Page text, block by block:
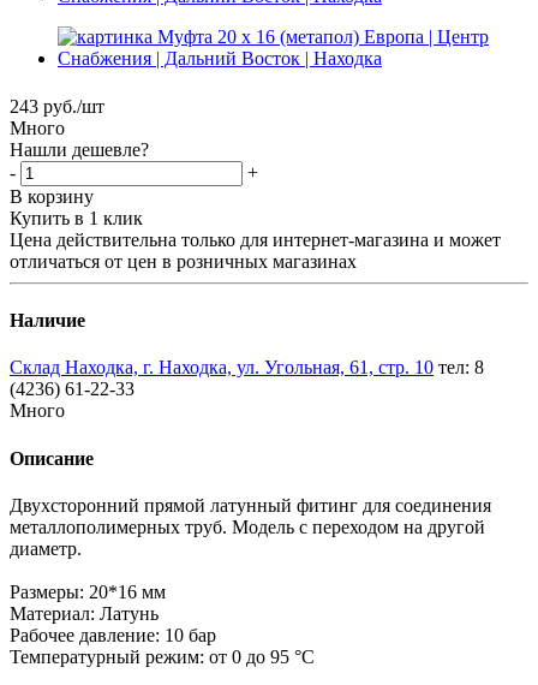
243 руб./шт
Много
Нашли дешевле?
-
+
В корзину
Купить в 1 клик
Цена действительна только для интернет-магазина и может
отличаться от цен в розничных магазинах
Наличие
Склад Находка, г. Находка, ул. Угольная, 61, стр. 10 тел: 8
(4236) 61-22-33
Много
Описание
Двухсторонний прямой латунный фитинг для соединения
металлополимерных труб. Модель с переходом на другой
диаметр.
Размеры: 20*16 мм
Материал: Латунь
Рабочее давление: 10 бар
Температурный режим: от 0 до 95 °С